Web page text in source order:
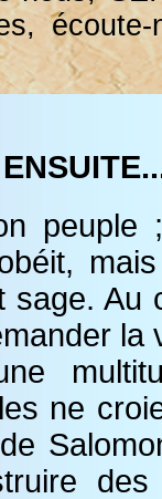
écoute-
peuple
sage. Au
la
ne